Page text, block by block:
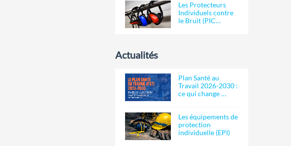
Les Protecteurs
Individuels contre
le Bruit (PIC…
Actualités
Plan Santé au
Travail 2026-2030 :
ce qui change …
Les équipements de
protection
individuelle (EPI)